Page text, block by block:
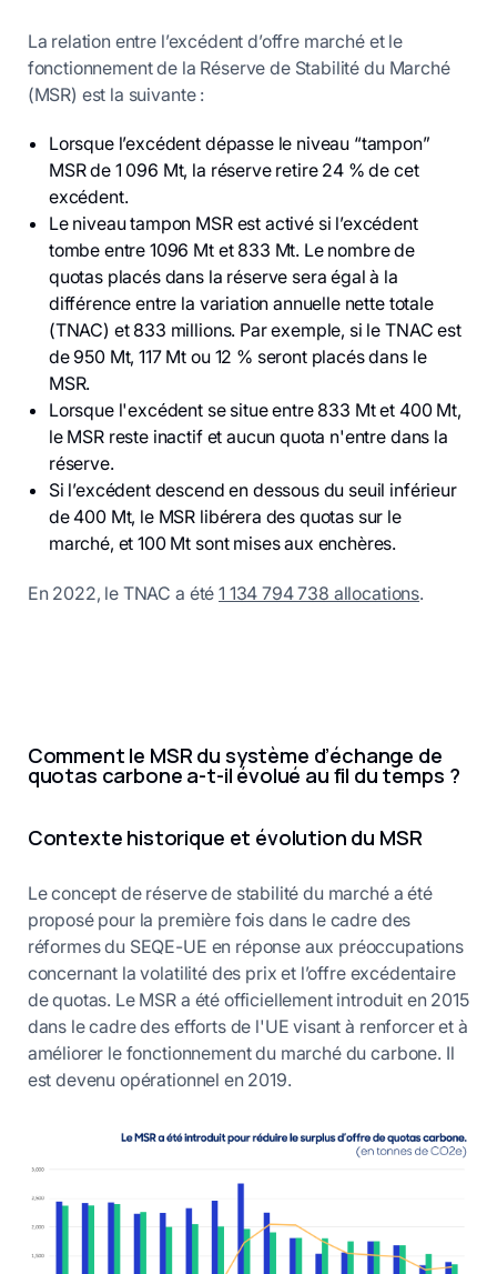
La relation entre l’excédent d’offre marché et le
fonctionnement de la Réserve de Stabilité du Marché
(MSR) est la suivante :
Lorsque l’excédent dépasse le niveau “tampon”
MSR de 1 096 Mt, la réserve retire 24 % de cet
excédent.
Le niveau tampon MSR est activé si l’excédent
tombe entre 1096 Mt et 833 Mt. Le nombre de
quotas placés dans la réserve sera égal à la
différence entre la variation annuelle nette totale
(TNAC) et 833 millions. Par exemple, si le TNAC est
de 950 Mt, 117 Mt ou 12 % seront placés dans le
MSR.
Lorsque l'excédent se situe entre 833 Mt et 400 Mt,
le MSR reste inactif et aucun quota n'entre dans la
réserve.
Si l’excédent descend en dessous du seuil inférieur
de 400 Mt, le MSR libérera des quotas sur le
marché, et 100 Mt sont mises aux enchères.
En 2022, le TNAC a été1 134 794 738 allocations.
Comment le MSR du système d’échange de
quotas carbone a-t-il évolué au fil du temps ?
Contexte historique et évolution du MSR
Le concept de réserve de stabilité du marché a été
proposé pour la première fois dans le cadre des
réformes du SEQE-UE en réponse aux préoccupations
concernant la volatilité des prix et l’offre excédentaire
de quotas. Le MSR a été officiellement introduit en 2015
dans le cadre des efforts de l'UE visant à renforcer et à
améliorer le fonctionnement du marché du carbone. Il
est devenu opérationnel en 2019.